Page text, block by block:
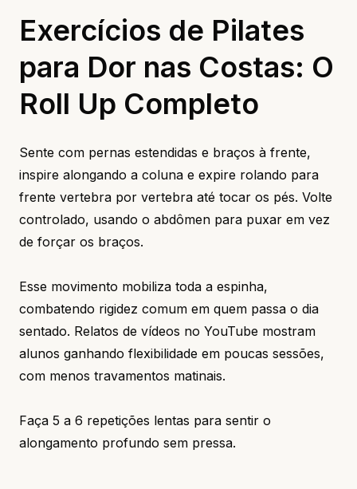
Exercícios de Pilates
para Dor nas Costas: O
Roll Up Completo
Sente com pernas estendidas e braços à frente,
inspire alongando a coluna e expire rolando para
frente vertebra por vertebra até tocar os pés. Volte
controlado, usando o abdômen para puxar em vez
de forçar os braços.
Esse movimento mobiliza toda a espinha,
combatendo rigidez comum em quem passa o dia
sentado. Relatos de vídeos no YouTube mostram
alunos ganhando flexibilidade em poucas sessões,
com menos travamentos matinais.
Faça 5 a 6 repetições lentas para sentir o
alongamento profundo sem pressa.